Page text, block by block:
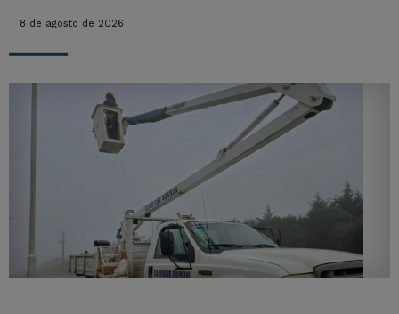
8 de agosto de 2026